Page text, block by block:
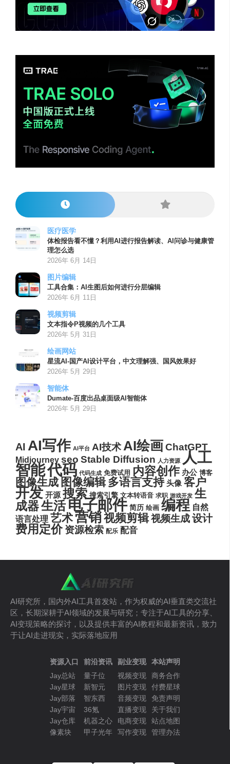
医疗医学
体检报告看不懂？利用AI进行报告解读、AI问诊与健康管
理怎么选
2026年 6月 14日
图片编辑
工具合集：AI生图后如何进行分层编辑
2026年 6月 11日
视频剪辑
文本指令P视频的几个工具
2026年 5月 31日
绘画网站
星流AI-国产AI设计平台，中文理解强、国风效果好
2026年 5月 29日
智能体
Dumate-百度出品桌面级AI智能体
2026年 5月 29日
AI AI写作 AI平台 AI技术AI绘画ChatGPT
Midjourney seo Stable Diffusion 人力资源 人工
智能代码 代码生成 免费试用 内容创作 办公 博客
图像生成 图像编辑 多语言支持 头像 客户
开发 开源 搜索 搜索引擎 文本转语音 求职 游戏开发 生
成器生活电子邮件 简历 绘画 编程 自然
语言处理 艺术营销视频剪辑视频生成设计
费用定价 资源检索 配乐 配音
AI研究所，国内外AI工具首发站，作为权威的AI垂直类交流社
区，长期深耕于AI领域的发展与研究；专注于AI工具的分享、
AI变现策略的探讨，以及提供丰富的AI教程和最新资讯，致力
于让AI走进现实，实际落地应用
资源入口
Jay总站
Jay星球
Jay部落
Jay宇宙
Jay仓库
像素块
前沿资讯
量子位
新智元
智东西
36氪
机器之心
甲子光年
副业变现
视频变现
图片变现
音频变现
直播变现
电商变现
写作变现
本站声明
商务合作
付费星球
免责声明
关于我们
站点地图
管理办法